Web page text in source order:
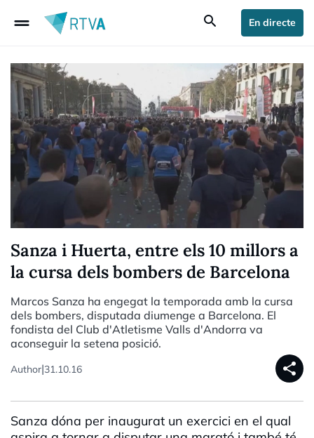
drag_handle search En directe
Sanza i Huerta, entre els 10 millors a
la cursa dels bombers de Barcelona
Marcos Sanza ha engegat la temporada amb la cursa
dels bombers, disputada diumenge a Barcelona. El
fondista del Club d'Atletisme Valls d'Andorra va
aconseguir la setena posició.
Author|31.10.16 share
Sanza dóna per inaugurat un exercici en el qual